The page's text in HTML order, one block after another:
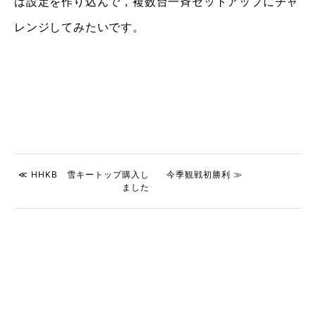
レンジしてみたいです。
≪ HHKB 雪キートップ購入し
ました
今季観戦初勝利 ≫